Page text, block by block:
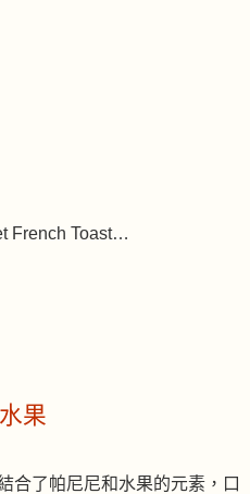
French Toast…
果
合了帕尼尼和水果的元素，口